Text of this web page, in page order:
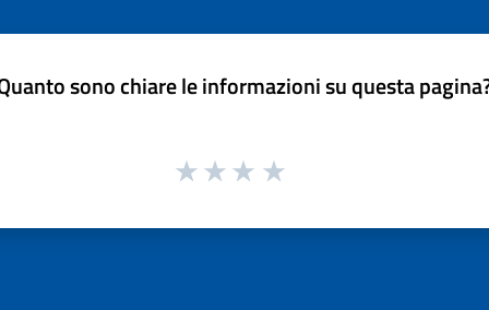
sono chiare le informazioni su questa